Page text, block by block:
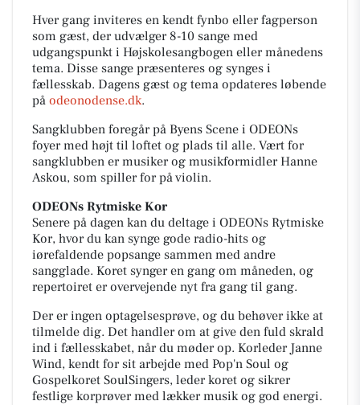
Hver gang inviteres en kendt fynbo eller fagperson
som gæst, der udvælger 8-10 sange med
udgangspunkt i Højskolesangbogen eller månedens
tema. Disse sange præsenteres og synges i
fællesskab. Dagens gæst og tema opdateres løbende
på odeonodense.dk.
Sangklubben foregår på Byens Scene i ODEONs
foyer med højt til loftet og plads til alle. Vært for
sangklubben er musiker og musikformidler Hanne
Askou, som spiller for på violin.
ODEONs Rytmiske Kor
Senere på dagen kan du deltage i ODEONs Rytmiske
Kor, hvor du kan synge gode radio-hits og
iørefaldende popsange sammen med andre
sangglade. Koret synger en gang om måneden, og
repertoiret er overvejende nyt fra gang til gang.
Der er ingen optagelsesprøve, og du behøver ikke at
tilmelde dig. Det handler om at give den fuld skrald
ind i fællesskabet, når du møder op. Korleder Janne
Wind, kendt for sit arbejde med Pop'n Soul og
Gospelkoret SoulSingers, leder koret og sikrer
festlige korprøver med lækker musik og god energi.